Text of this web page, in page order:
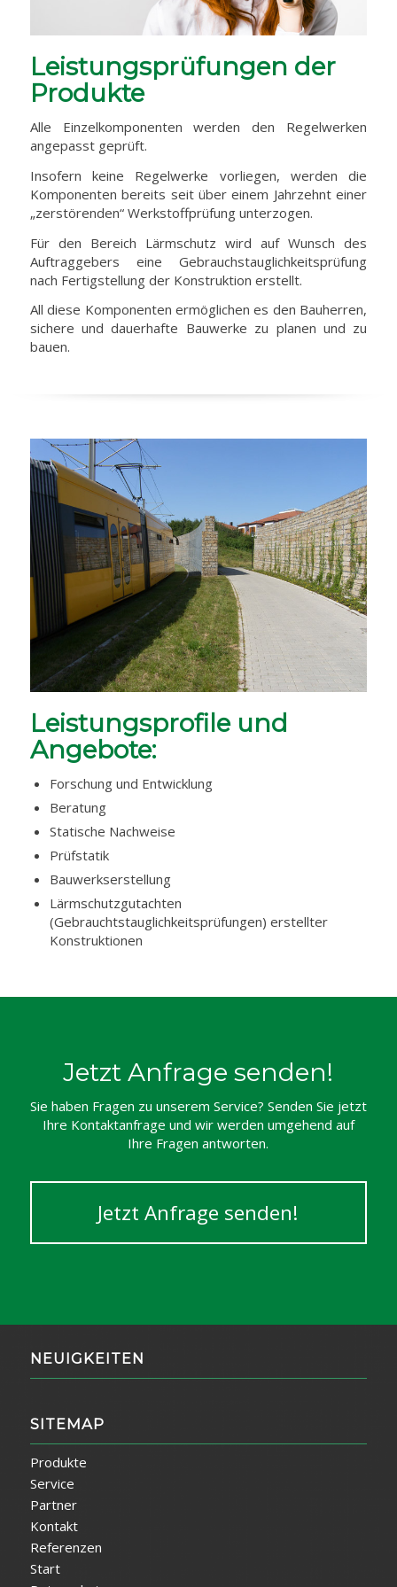
Leistungsprüfungen der
Produkte
Alle Einzelkomponenten werden den Regelwerken
angepasst geprüft.
Insofern keine Regelwerke vorliegen, werden die
Komponenten bereits seit über einem Jahrzehnt einer
„zerstörenden“ Werkstoffprüfung unterzogen.
Für den Bereich Lärmschutz wird auf Wunsch des
Auftraggebers eine Gebrauchstauglichkeitsprüfung
nach Fertigstellung der Konstruktion erstellt.
All diese Komponenten ermöglichen es den Bauherren,
sichere und dauerhafte Bauwerke zu planen und zu
bauen.
Leistungsprofile und
Angebote:
Forschung und Entwicklung
Beratung
Statische Nachweise
Prüfstatik
Bauwerkserstellung
Lärmschutzgutachten
(Gebrauchtstauglichkeitsprüfungen) erstellter
Konstruktionen
Jetzt Anfrage senden!
Sie haben Fragen zu unserem Service? Senden Sie jetzt
Ihre Kontaktanfrage und wir werden umgehend auf
Ihre Fragen antworten.
Jetzt Anfrage senden!
NEUIGKEITEN
SITEMAP
Produkte
Service
Partner
Kontakt
Referenzen
Start